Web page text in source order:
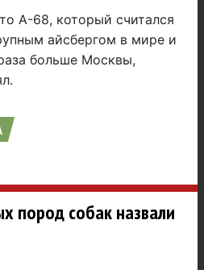
A-68, который считался
айсбергом в мире и
больше Москвы,
пород собак назвали